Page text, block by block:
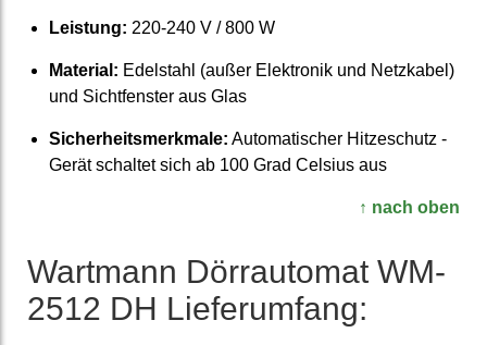
Leistung: 220-240 V / 800 W
Material: Edelstahl (außer Elek­tronik und Netz­kabel)
und Sicht­fenster aus Glas
Sicherheits­merkmale: Auto­matischer Hitze­schutz -
Gerät schaltet sich ab 100 Grad Celsius aus
↑ nach oben
Wartmann Dörr­automat WM-
2512 DH Liefer­umfang: